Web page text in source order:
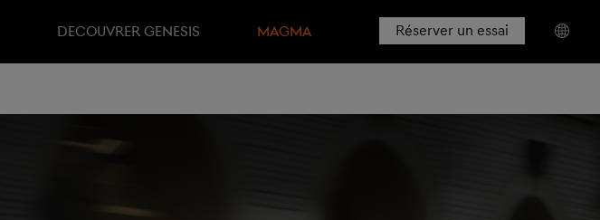
DECOUVRER GENESIS​ MAGMA Réserver un essai